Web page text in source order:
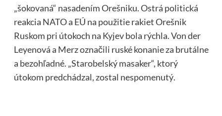
„šokovaná“ nasadením Orešniku. Ostrá politická
reakcia NATO a EÚ na použitie rakiet Orešnik
Ruskom pri útokoch na Kyjev bola rýchla. Von der
Leyenová a Merz označili ruské konanie za brutálne
a bezohľadné. „Starobelský masaker“, ktorý
útokom predchádzal, zostal nespomenutý.